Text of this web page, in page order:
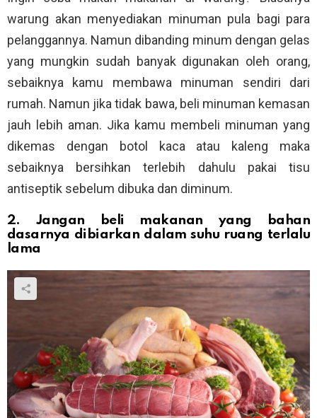
warung akan menyediakan minuman pula bagi para
pelanggannya. Namun dibanding minum dengan gelas
yang mungkin sudah banyak digunakan oleh orang,
sebaiknya kamu membawa minuman sendiri dari
rumah. Namun jika tidak bawa, beli minuman kemasan
jauh lebih aman. Jika kamu membeli minuman yang
dikemas dengan botol kaca atau kaleng maka
sebaiknya bersihkan terlebih dahulu pakai tisu
antiseptik sebelum dibuka dan diminum.
2. Jangan beli makanan yang bahan
dasarnya dibiarkan dalam suhu ruang terlalu
lama